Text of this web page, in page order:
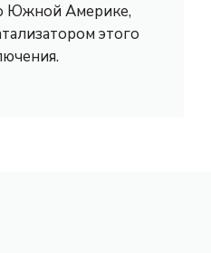
Южной Америке,
этого